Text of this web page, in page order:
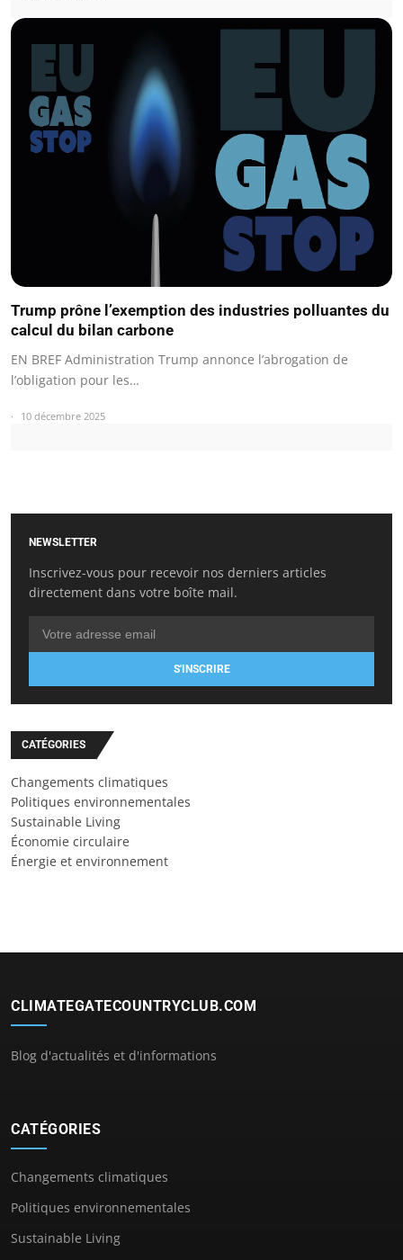
Trump prône l’exemption des industries polluantes du
calcul du bilan carbone
EN BREF Administration Trump annonce l’abrogation de
l’obligation pour les…
10 décembre 2025
NEWSLETTER
Inscrivez-vous pour recevoir nos derniers articles
directement dans votre boîte mail.
S'INSCRIRE
CATÉGORIES
Changements climatiques
Politiques environnementales
Sustainable Living
Économie circulaire
Énergie et environnement
CLIMATEGATECOUNTRYCLUB.COM
Blog d'actualités et d'informations
CATÉGORIES
Changements climatiques
Politiques environnementales
Sustainable Living